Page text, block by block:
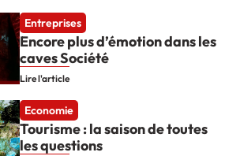
Entreprises
Encore plus d’émotion dans les
caves Société
Lire l'article
Economie
Tourisme : la saison de toutes
les questions